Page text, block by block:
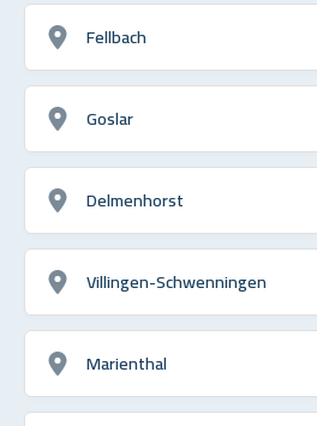
Fellbach
Goslar
Delmenhorst
Villingen-Schwenningen
Marienthal